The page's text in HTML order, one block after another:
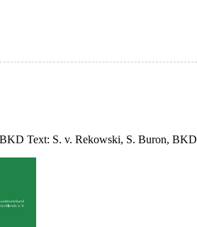
Text: S. v. Rekowski, S. Buron, BKD